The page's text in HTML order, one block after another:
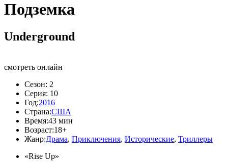
Подземка
Underground
смотреть онлайн
Сезон: 2
Серия: 10
Год:2016
Страна:США
Время:43 мин
Возраст:18+
Жанр:Драма, Приключения, Исторические, Триллеры
«Rise Up»